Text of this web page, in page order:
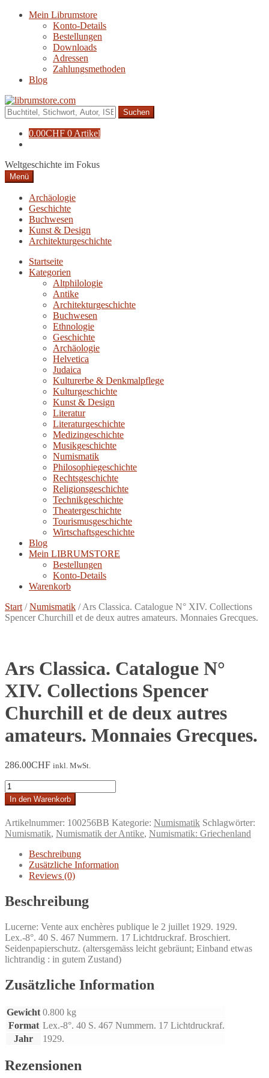
Navigation
Zum
Mein Librumstore
Konto-Details
Bestellungen
Downloads
Adressen
Zahlungsmethoden
Blog
Suche
nach:
0.00CHF 0 Artikel
Weltgeschichte im Fokus
Menü
Archäologie
Geschichte
Buchwesen
Kunst & Design
Architekturgeschichte
Startseite
Kategorien
Altphilologie
Antike
Architekturgeschichte
Buchwesen
Ethnologie
Geschichte
Archäologie
Helvetica
Judaica
Kulturerbe & Denkmalpflege
Kulturgeschichte
Kunst & Design
Literatur
Literaturgeschichte
Medizingeschichte
Musikgeschichte
Numismatik
Philosophiegeschichte
Rechtsgeschichte
Religionsgeschichte
Technikgeschichte
Theatergeschichte
Tourismusgeschichte
Wirtschaftsgeschichte
Blog
Mein LIBRUMSTORE
Bestellungen
Konto-Details
Warenkorb
Start /Numismatik /Ars Classica. Catalogue N° XIV. Collections
Spencer Churchill et de deux autres amateurs. Monnaies Grecques.
Ars Classica. Catalogue N°
XIV. Collections Spencer
Churchill et de deux autres
amateurs. Monnaies Grecques.
286.00CHF inkl. MwSt.
Ars
Classica.
Catalogue
N°
XIV.
Collections
Spencer
Churchill
autres
Monnaies
Grecques.
Menge
In den Warenkorb
Artikelnummer: 100256BB Kategorie: Numismatik Schlagwörter:
Numismatik, Numismatik der Antike, Numismatik: Griechenland
Beschreibung
Zusätzliche Information
Reviews (0)
Beschreibung
Lucerne: Vente aux enchères publique le 2 juillet 1929. 1929.
Lex.-8°. 40 S. 467 Nummern. 17 Lichtdruckraf. Broschiert.
Seidenpapierschutz. (altersgemäss leicht gebräunt; Einband etwas
lichtrandig : in gutem Zustand)
Zusätzliche Information
Gewicht 0.800 kg
Format Lex.-8°. 40 S. 467 Nummern. 17 Lichtdruckraf.
Jahr
1929.
Rezensionen